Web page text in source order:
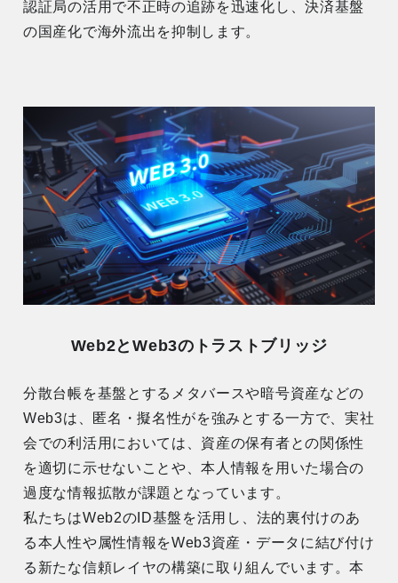
認証局の活用で不正時の追跡を迅速化し、決済基盤
の国産化で海外流出を抑制します。
Web2とWeb3のトラストブリッジ
分散台帳を基盤とするメタバースや暗号資産などの
Web3は、匿名・擬名性がを強みとする一方で、実社
会での利活用においては、資産の保有者との関係性
を適切に示せないことや、本人情報を用いた場合の
過度な情報拡散が課題となっています。
私たちはWeb2のID基盤を活用し、法的裏付けのあ
る本人性や属性情報をWeb3資産・データに結び付け
る新たな信頼レイヤの構築に取り組んでいます。本